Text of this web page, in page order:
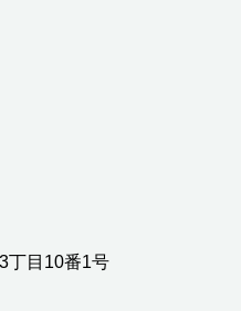
丁目10番1号